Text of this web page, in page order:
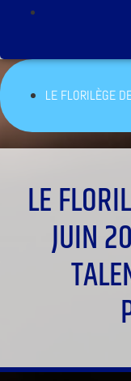
LE FLORILÈGE
LE
JUIN